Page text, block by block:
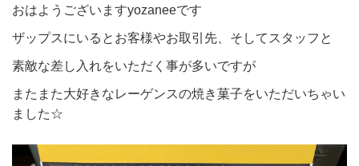
おはようございますyozaneeです
ザップスにいるとお客様やお取引先、そしてスタッフと
素敵な差し入れをいただく事が多いですが
またまた大好きなレーゲンスの焼き菓子をいただいちゃい
ました☆